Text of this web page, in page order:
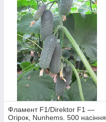
Фламент F1/Direktor F1 —
Огірок, Nunhems. 500 насіння